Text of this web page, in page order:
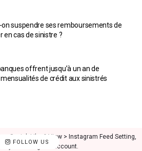
on suspendre ses remboursements de
en cas de sinistre ?
offrent jusqu’à un an de
de crédit aux sinistrés
FOLLOW US
: Social, Like & View > Instagram Feed Setting,
your Instagram account.